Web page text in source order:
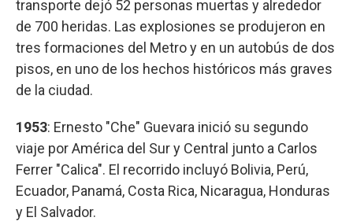
transporte dejó 52 personas muertas y alrededor
de 700 heridas. Las explosiones se produjeron en
tres formaciones del Metro y en un autobús de dos
pisos, en uno de los hechos históricos más graves
de la ciudad.
1953: Ernesto "Che" Guevara inició su segundo
viaje por América del Sur y Central junto a Carlos
Ferrer "Calica". El recorrido incluyó Bolivia, Perú,
Ecuador, Panamá, Costa Rica, Nicaragua, Honduras
y El Salvador.